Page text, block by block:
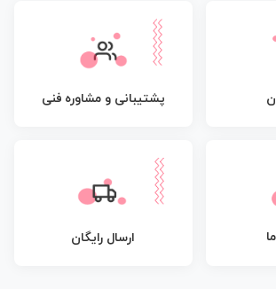
پشتیبانی و مشاوره فنی
ارسال رایگان